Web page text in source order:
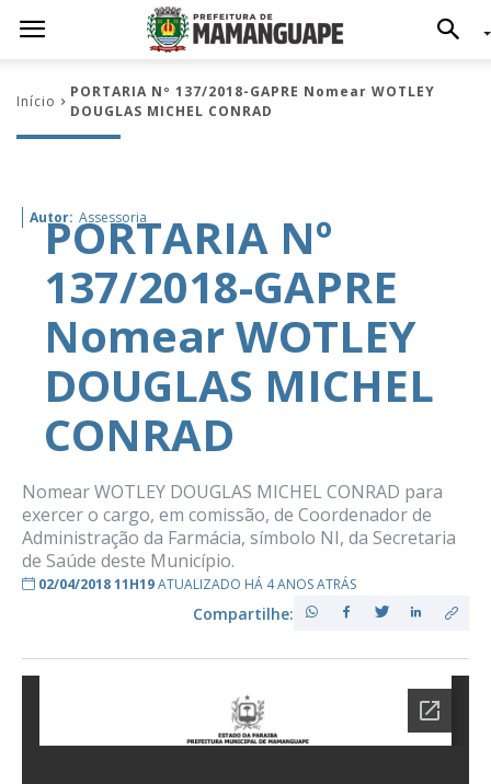
Início
PORTARIA Nº 137/2018-GAPRE Nomear WOTLEY
DOUGLAS MICHEL CONRAD
Autor: Assessoria
PORTARIA Nº
137/2018-GAPRE
Nomear WOTLEY
DOUGLAS MICHEL
CONRAD
Nomear WOTLEY DOUGLAS MICHEL CONRAD para
exercer o cargo, em comissão, de Coordenador de
Administração da Farmácia, símbolo NI, da Secretaria
de Saúde deste Município.
02/04/2018 11H19ATUALIZADO HÁ 4 ANOS ATRÁS
Compartilhe: